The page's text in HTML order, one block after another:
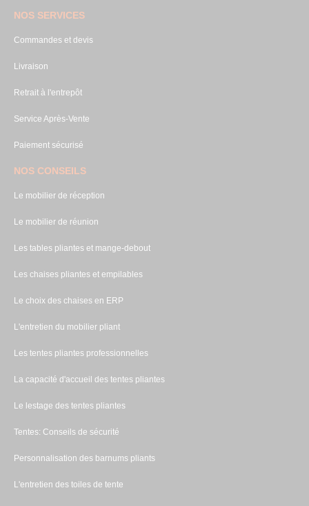
NOS SERVICES
Commandes et devis
Livraison
Retrait à l'entrepôt
Service Après-Vente
Paiement sécurisé
NOS CONSEILS
Le mobilier de réception
Le mobilier de réunion
Les tables pliantes et mange-debout
Les chaises pliantes et empilables
Le choix des chaises en ERP
L'entretien du mobilier pliant
Les tentes pliantes professionnelles
La capacité d'accueil des tentes pliantes
Le lestage des tentes pliantes
Tentes: Conseils de sécurité
Personnalisation des barnums pliants
L'entretien des toiles de tente